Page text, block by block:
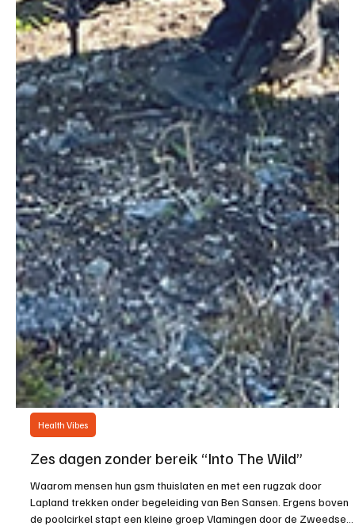
Health Vibes
Zes dagen zonder bereik “Into The Wild”
Waarom mensen hun gsm thuislaten en met een rugzak door